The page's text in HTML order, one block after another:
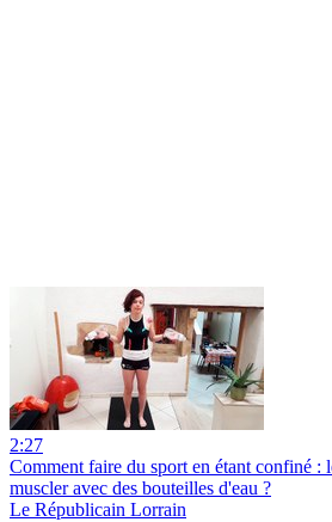
2:27
Comment faire du sport en étant confiné :
muscler avec des bouteilles d'eau ?
Le Républicain Lorrain